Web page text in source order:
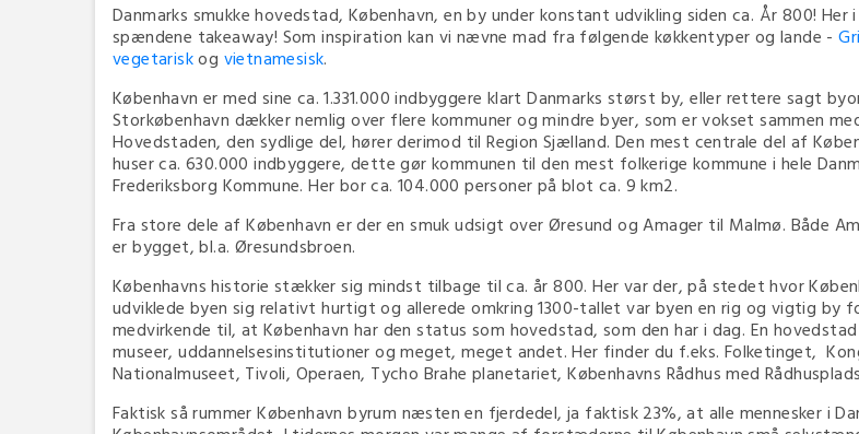
Danmarks smukke hovedstad, København, en by under konstant udvikling siden ca. År 800!
spændene takeaway! Som inspiration kan vi nævne mad fra følgende køkkentyper og lande -
vegetariskog vietnamesisk.
København er med sine ca. 1.331.000 indbyggere klart Danmarks størst by, eller rettere sagt
Storkøbenhavn dækker nemlig over flere kommuner og mindre byer, som er vokset sammen
Hovedstaden, den sydlige del, hører derimod til Region Sjælland. Den mest centrale del af
huser ca. 630.000 indbyggere, dette gør kommunen til den mest folkerige kommune i hele
Frederiksborg Kommune. Her bor ca. 104.000 personer på blot ca. 9 km2.
Fra store dele af København er der en smuk udsigt over Øresund og Amager til Malmø. Både
er bygget, bl.a. Øresundsbroen.
Københavns historie stækker sig mindst tilbage til ca. år 800. Her var der, på stedet hvor
udviklede byen sig relativt hurtigt og allerede omkring 1300-tallet var byen en rig og vigtig
medvirkende til, at København har den status som hovedstad, som den har i dag. En
museer, uddannelsesinstitutioner og meget, meget andet. Her finder du f.eks. Folketinget,
Nationalmuseet, Tivoli, Operaen, Tycho Brahe planetariet, Københavns Rådhus med
Faktisk så rummer København byrum næsten en fjerdedel, ja faktisk 23%, at alle mennesker